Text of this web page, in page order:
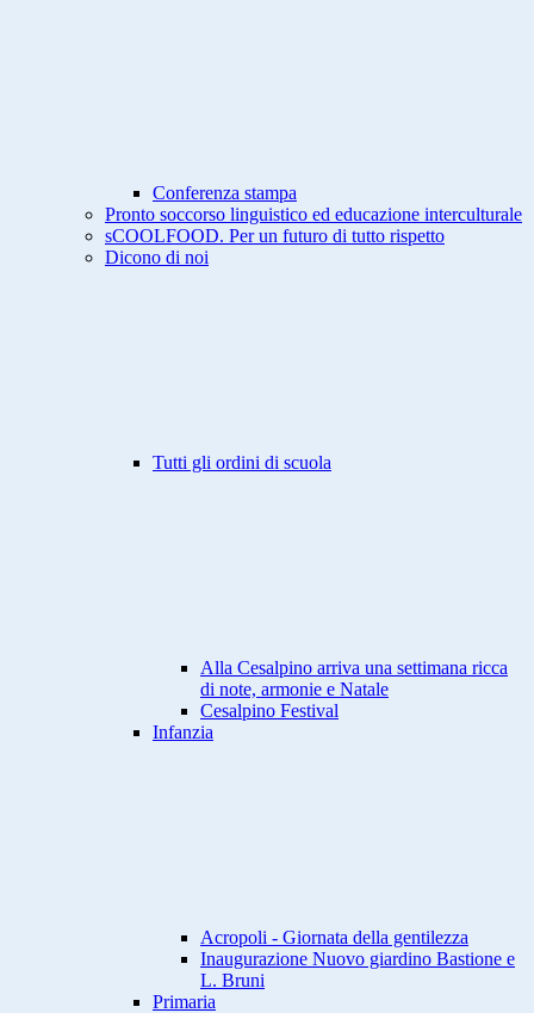
Conferenza stampa
Pronto soccorso linguistico ed educazione interculturale
sCOOLFOOD. Per un futuro di tutto rispetto
Dicono di noi
Tutti gli ordini di scuola
Alla Cesalpino arriva una settimana ricca
di note, armonie e Natale
Cesalpino Festival
Infanzia
Acropoli - Giornata della gentilezza
Inaugurazione Nuovo giardino Bastione e
L. Bruni
Primaria